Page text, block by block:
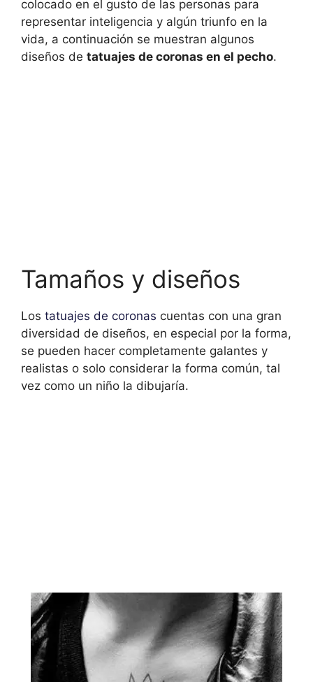
colocado en el gusto de las personas para
representar inteligencia y algún triunfo en la
vida, a continuación se muestran algunos
diseños de tatuajes de coronas en el pecho.
Tamaños y diseños
Los tatuajes de coronas cuentas con una gran
diversidad de diseños, en especial por la forma,
se pueden hacer completamente galantes y
realistas o solo considerar la forma común, tal
vez como un niño la dibujaría.